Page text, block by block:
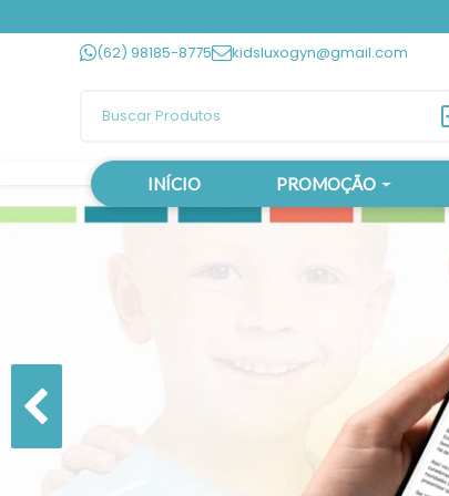
(62) 98185-8775 kidsluxogyn@gmail.com
INÍCIO PROMOÇÃO